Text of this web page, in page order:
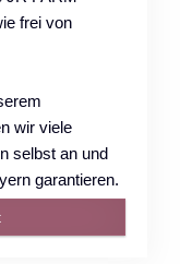
frei von
wir viele
selbst an und
garantieren.